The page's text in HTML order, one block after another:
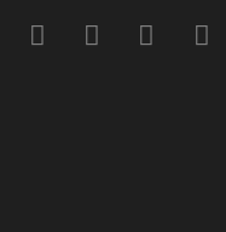
F
a
P
i
Y
o
I
n